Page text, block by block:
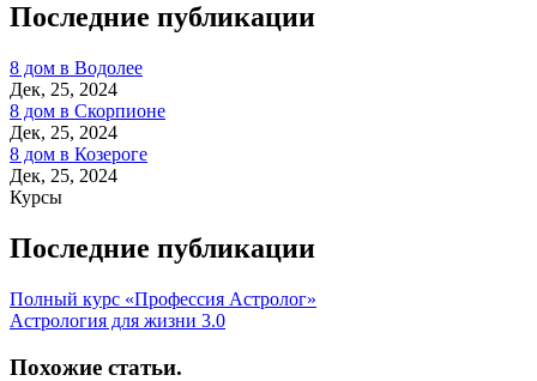
Последние публикации
8 дом в Водолее
Дек, 25, 2024
8 дом в Скорпионе
Дек, 25, 2024
8 дом в Козероге
Дек, 25, 2024
Курсы
Последние публикации
Полный курс «Профессия Астролог»
Астрология для жизни 3.0
Похожие статьи.